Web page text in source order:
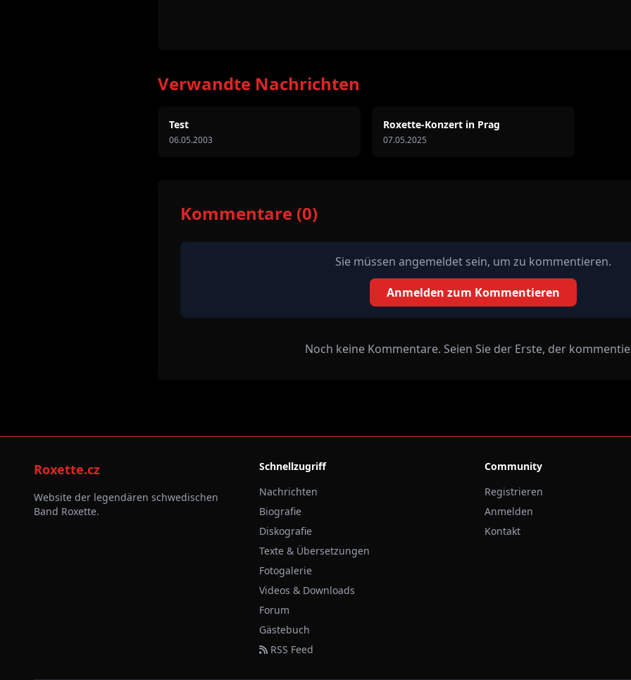
Verwandte Nachrichten
Test
06.05.2003
Roxette-Konzert in Prag
07.05.2025
Kommentare (0)
Sie müssen angemeldet sein, um zu kommentieren.
Anmelden zum Kommentieren
Noch keine Kommentare. Seien Sie der Erste, der
Roxette.cz
Website der legendären schwedischen
Band Roxette.
Schnellzugriff
Nachrichten
Biografie
Diskografie
Texte & Übersetzungen
Fotogalerie
Videos & Downloads
Forum
Gästebuch
RSS Feed
Community
Registrieren
Anmelden
Kontakt